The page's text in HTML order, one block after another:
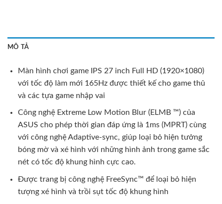
MÔ TẢ
Màn hình chơi game IPS 27 inch Full HD (1920×1080)
với tốc độ làm mới 165Hz được thiết kế cho game thủ
và các tựa game nhập vai
Công nghệ Extreme Low Motion Blur (ELMB ™) của
ASUS cho phép thời gian đáp ứng là 1ms (MPRT) cùng
với công nghệ Adaptive-sync, giúp loại bỏ hiện tưởng
bóng mờ và xé hình với những hình ảnh trong game sắc
nét có tốc độ khung hình cực cao.
Được trang bị công nghệ FreeSync™ để loại bỏ hiện
tượng xé hình và trồi sụt tốc độ khung hình